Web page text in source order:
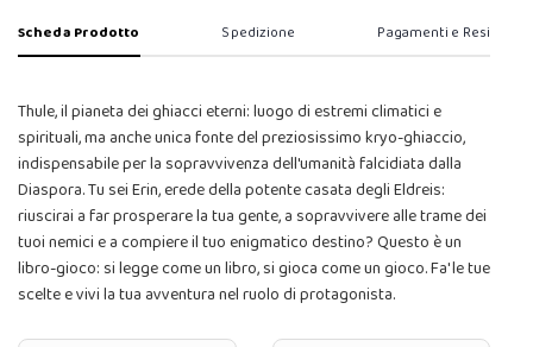
Scheda Prodotto Spedizione Pagamenti e Resi
Thule, il pianeta dei ghiacci eterni: luogo di estremi climatici e
spirituali, ma anche unica fonte del preziosissimo kryo-ghiaccio,
indispensabile per la sopravvivenza dell'umanità falcidiata dalla
Diaspora. Tu sei Erin, erede della potente casata degli Eldreis:
riuscirai a far prosperare la tua gente, a sopravvivere alle trame dei
tuoi nemici e a compiere il tuo enigmatico destino? Questo è un
libro-gioco: si legge come un libro, si gioca come un gioco. Fa' le tue
scelte e vivi la tua avventura nel ruolo di protagonista.